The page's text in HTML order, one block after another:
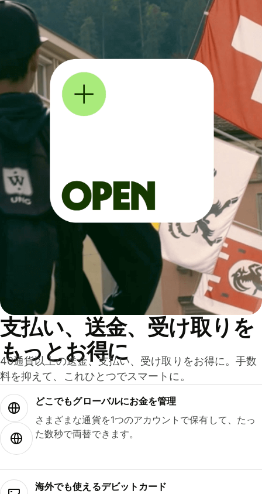
支払い、送金、受け取りを
もっとお得に
40通貨以上の送金、支払い、受け取りをお得に。手数
料を抑えて、これひとつでスマートに。
どこでもグ⁠ロ⁠ー⁠バ⁠ルにお金を管理
さまざまな通貨を1つのアカウントで保有して、たっ
た数秒で両替できます。
海外でも使えるデビットカード